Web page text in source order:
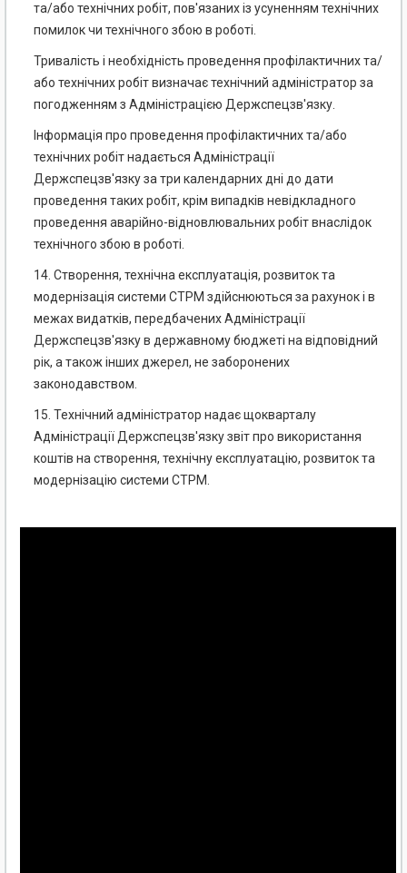
та/або технічних робіт, пов'язаних із усуненням технічних
помилок чи технічного збою в роботі.
Тривалість і необхідність проведення профілактичних та/
або технічних робіт визначає технічний адміністратор за
погодженням з Адміністрацією Держспецзв'язку.
Інформація про проведення профілактичних та/або
технічних робіт надається Адміністрації
Держспецзв'язку за три календарних дні до дати
проведення таких робіт, крім випадків невідкладного
проведення аварійно-відновлювальних робіт внаслідок
технічного збою в роботі.
14. Створення, технічна експлуатація, розвиток та
модернізація системи СТРМ здійснюються за рахунок і в
межах видатків, передбачених Адміністрації
Держспецзв'язку в державному бюджеті на відповідний
рік, а також інших джерел, не заборонених
законодавством.
15. Технічний адміністратор надає щокварталу
Адміністрації Держспецзв'язку звіт про використання
коштів на створення, технічну експлуатацію, розвиток та
модернізацію системи СТРМ.